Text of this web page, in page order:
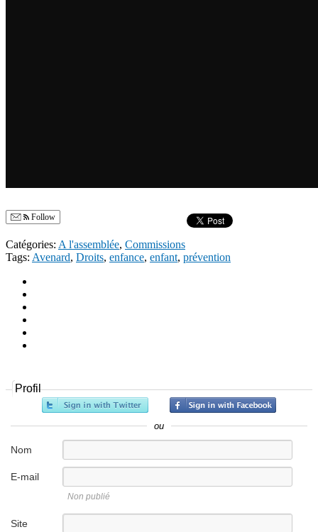
Follow
Catégories: A l'assemblée, Commissions
Tags: Avenard, Droits, enfance, enfant, prévention
Profil
ou
Nom
E-mail
Non publié
Site